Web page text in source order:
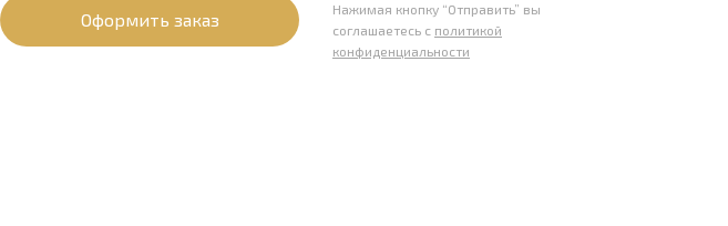
Оформить заказ
Нажимая кнопку “Отправить” вы
соглашаетесь с политикой
конфиденциальности